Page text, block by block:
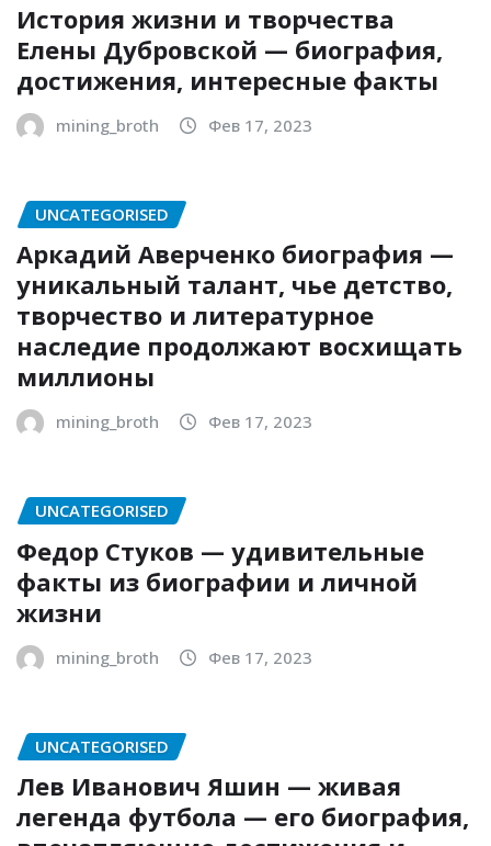
История жизни и творчества
Елены Дубровской — биография,
достижения, интересные факты
mining_broth Фев 17, 2023
UNCATEGORISED
Аркадий Аверченко биография —
уникальный талант, чье детство,
творчество и литературное
наследие продолжают восхищать
миллионы
mining_broth Фев 17, 2023
UNCATEGORISED
Федор Стуков — удивительные
факты из биографии и личной
жизни
mining_broth Фев 17, 2023
UNCATEGORISED
Лев Иванович Яшин — живая
легенда футбола — его биография,